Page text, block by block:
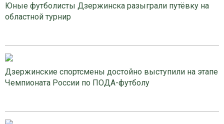
Юные футболисты Дзержинска разыграли путёвку на
областной турнир
Дзержинские спортсмены достойно выступили на этапе
Чемпионата России по ПОДА-футболу